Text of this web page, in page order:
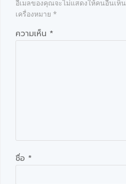
อีเมลของคุณจะไม่แสดงให้คนอื่นเห็น
เครื่องหมาย *
ความเห็น *
ชื่อ *